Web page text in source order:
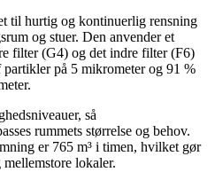
til hurtig og kontinuerlig rensning
og stuer. Den anvender et
filter (G4) og det indre filter (F6)
på 5 mikrometer og 91 %
så
rummets størrelse og behov.
er 765 m³ i timen, hvilket gør
lokaler.